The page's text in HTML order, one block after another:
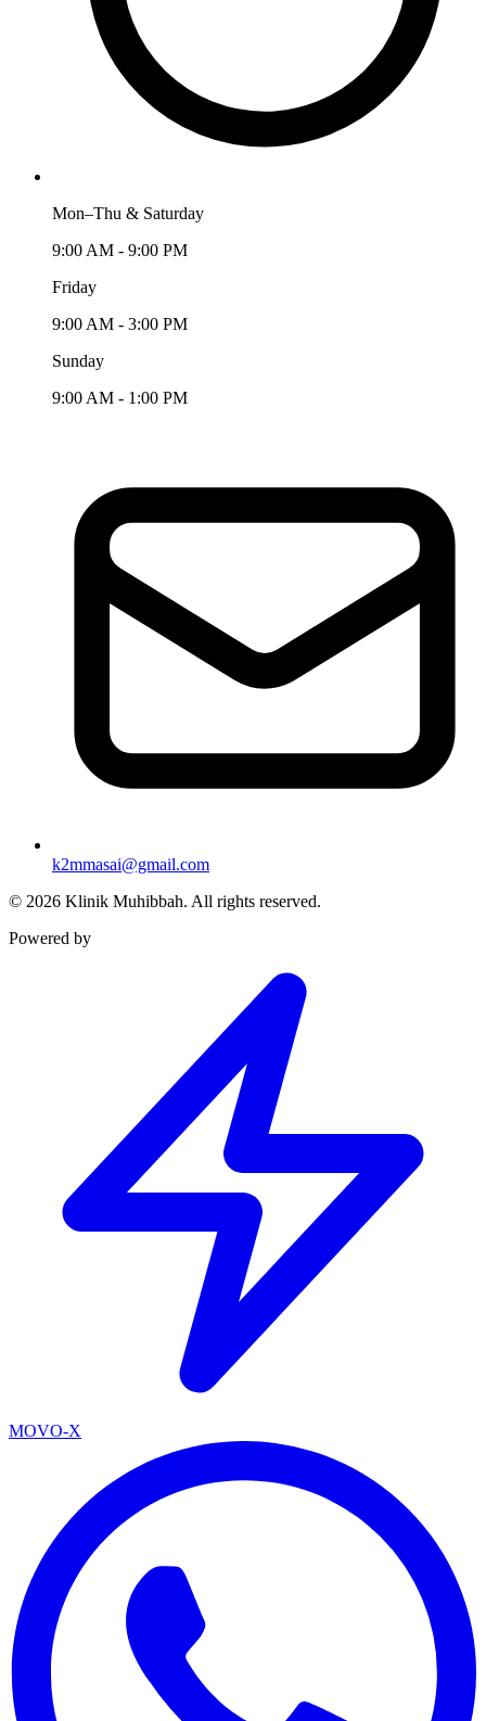
Mon–Thu & Saturday
9:00 AM - 9:00 PM
Friday
9:00 AM - 3:00 PM
Sunday
9:00 AM - 1:00 PM
k2mmasai@gmail.com
© 2026 Klinik Muhibbah. All rights reserved.
Powered by
MOVO-X